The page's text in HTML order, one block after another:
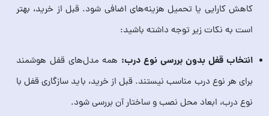
کاهش کارایی یا تحمیل هزینه‌های اضافی شود. قبل از خرید، بهتر
است به نکات زیر توجه داشته باشید:
انتخاب قفل بدون بررسی نوع درب: همه مدل‌های قفل هوشمند
برای هر نوع درب مناسب نیستند. قبل از خرید، باید سازگاری قفل با
نوع درب، ابعاد محل نصب و ساختار آن بررسی شود.